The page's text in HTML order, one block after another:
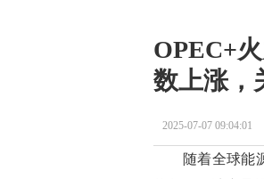
OPEC+
数上涨，
2025-07-07 09:04:01
随着全球能源